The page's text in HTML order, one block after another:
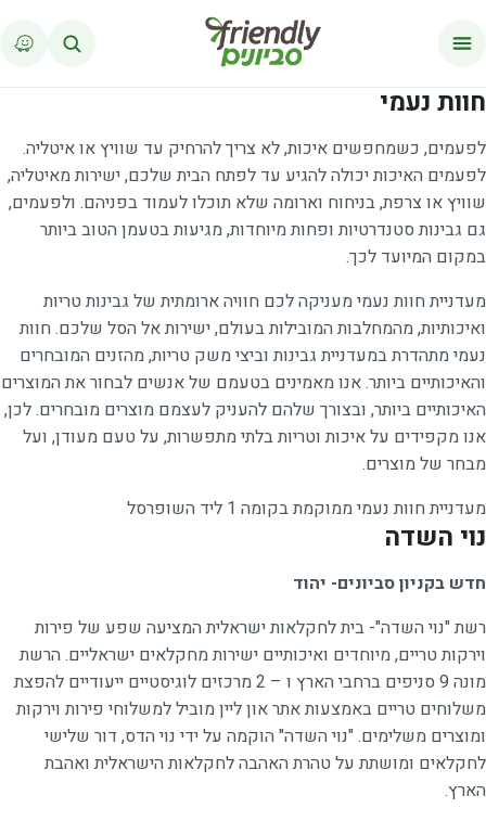
חוות נעמי
לפעמים, כשמחפשים איכות, לא צריך להרחיק עד שוויץ או איטליה.
לפעמים האיכות יכולה להגיע עד לפתח הבית שלכם, ישירות מאיטליה,
שוויץ או צרפת, בניחוח וארומה שלא תוכלו לעמוד בפניהם. ולפעמים,
גם גבינות סטנדרטיות ופחות מיוחדות, מגיעות בטעמן הטוב ביותר
במקום המיועד לכך.
מעדניית חוות נעמי מעניקה לכם חוויה ארומתית של גבינות טריות
ואיכותיות, מהמחלבות המובילות בעולם, ישירות אל הסל שלכם. חוות
נעמי מתהדרת במעדניית גבינות וביצי משק טריות, מהזנים המובחרים
והאיכותיים ביותר. אנו מאמינים בטעמם של אנשים לבחור את המוצרים
האיכותיים ביותר, ובצורך שלהם להעניק לעצמם מוצרים מובחרים. לכן,
אנו מקפידים על איכות וטריות בלתי מתפשרות, על טעם מעודן, ועל
מבחר של מוצרים.
מעדניית חוות נעמי ממוקמת בקומה 1 ליד השופרסל
נוי השדה
חדש בקניון סביונים- יהוד
רשת "נוי השדה"- בית לחקלאות ישראלית המציעה שפע של פירות
וירקות טריים, מיוחדים ואיכותיים ישירות מחקלאים ישראליים. הרשת
מונה 9 סניפים ברחבי הארץ ו – 2 מרכזים לוגיסטיים ייעודיים להפצת
משלוחים טריים באמצעות אתר און ליין מוביל למשלוחי פירות וירקות
ומוצרים משלימים. "נוי השדה" הוקמה על ידי נוי הדס, דור שלישי
לחקלאים ומושתת על טהרת האהבה לחקלאות הישראלית ואהבת
הארץ.